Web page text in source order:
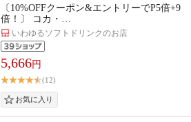
〔10%OFFクーポン&エントリーでP5倍+9
倍！〕 コカ・…
いわゆるソフトドリンクのお店
5,666円
(12)